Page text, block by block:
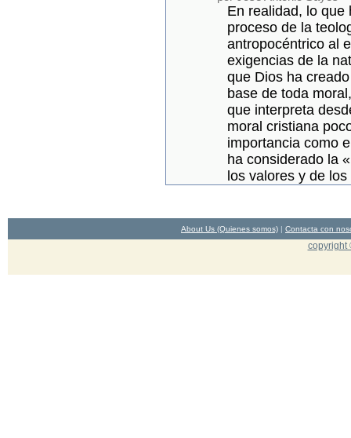
En realidad, lo que
proceso de la
antropocéntrico al
exigencias de la
que Dios ha
base de toda
que interpreta
moral cristiana
importancia como
ha considerado la
los valores y de
About Us (Quienes somos) | Contacta con
copyright